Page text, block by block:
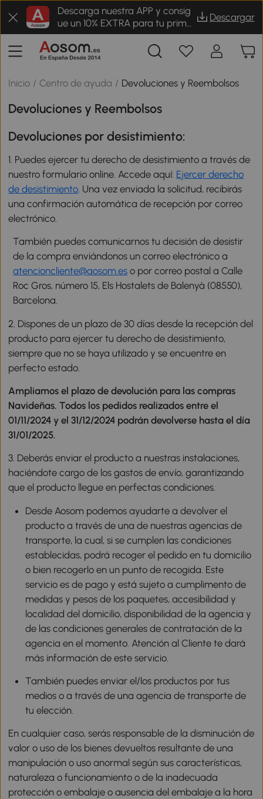
Descarga nuestra APP y consig
ue un 10% EXTRA para tu prime
r pedido
Descargar
Inicio / Centro de ayuda / Devoluciones y Reembolsos
Devoluciones y Reembolsos
Devoluciones por desistimiento:
1. Puedes ejercer tu derecho de desistimiento a través de
nuestro formulario online. Accede aquí: Ejercer derecho
de desistimiento . Una vez enviada la solicitud, recibirás
una confirmación automática de recepción por correo
electrónico.
También puedes comunicarnos tu decisión de desistir
de la compra enviándonos un correo electrónico a
atencioncliente@aosom.es o por correo postal a Calle
Roc Gros, número 15, Els Hostalets de Balenyà (08550),
Barcelona.
2. Dispones de un plazo de 30 días desde la recepción del
producto para ejercer tu derecho de desistimiento,
siempre que no se haya utilizado y se encuentre en
perfecto estado.
Ampliamos el plazo de devolución para las compras
Navideñas. Todos los pedidos realizados entre el
01/11/2024 y el 31/12/2024 podrán devolverse hasta el día
31/01/2025.
3. Deberás enviar el producto a nuestras instalaciones,
haciéndote cargo de los gastos de envío, garantizando
que el producto llegue en perfectas condiciones.
Desde Aosom podemos ayudarte a devolver el
producto a través de una de nuestras agencias de
transporte, la cual, si se cumplen las condiciones
establecidas, podrá recoger el pedido en tu domicilio
o bien recogerlo en un punto de recogida. Este
servicio es de pago y está sujeto a cumplimento de
medidas y pesos de los paquetes, accesibilidad y
localidad del domicilio, disponibilidad de la agencia y
de las condiciones generales de contratación de la
agencia en el momento. Atención al Cliente te dará
más información de este servicio.
También puedes enviar el/los productos por tus
medios o a través de una agencia de transporte de
tu elección.
En cualquier caso, serás responsable de la disminución de
valor o uso de los bienes devueltos resultante de una
manipulación o uso anormal según sus características,
naturaleza o funcionamiento o de la inadecuada
protección o embalaje o ausencia del embalaje a la hora